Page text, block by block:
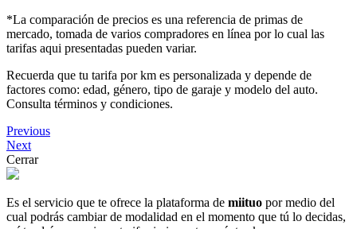
*La comparación de precios es una referencia de primas de
mercado, tomada de varios compradores en línea por lo cual las
tarifas aqui presentadas pueden variar.
Recuerda que tu tarifa por km es personalizada y depende de
factores como: edad, género, tipo de garaje y modelo del auto.
Consulta términos y condiciones.
Previous
Next
Cerrar
Es el servicio que te ofrece la plataforma de miituo por medio del
cual podrás cambiar de modalidad en el momento que tú lo decidas,